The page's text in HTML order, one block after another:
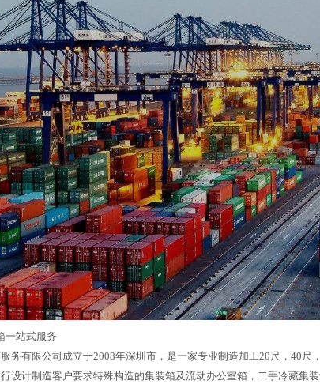
一站式服务
务有限公司成立于2008年深圳市，是一家专业制造加工20尺，40尺
设计制造客户要求特殊构造的集装箱及流动办公室箱，二手冷藏集